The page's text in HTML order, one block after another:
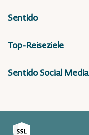
Sentido
Top-Reiseziele
Sentido Social Media